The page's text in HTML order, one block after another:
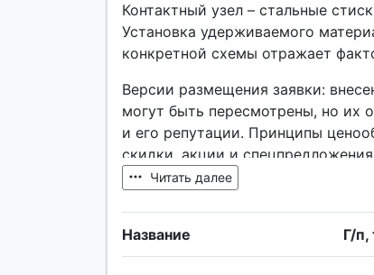
Контактный узел – стальные
Установка удерживаемого
конкретной схемы отражает
Версии размещения заявки:
могут быть пересмотрены, но их
и его репутации. Принципы
скидки, акции и спецпредложения.
Читать далее
Название Г/п,